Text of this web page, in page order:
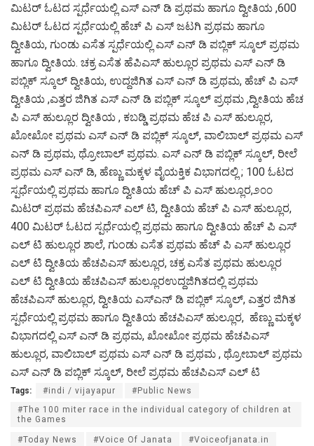
ಮಿಟರ್ ಓಟದ ಸ್ಪರ್ಧೆಯಲ್ಲಿ ಎಸ್ ಎನ್ ಡಿ ಪ್ರಥಮ ಹಾಗೂ ದ್ವೀತಿಯ ,600
ಮಿಟರ್ ಓಟದ ಸ್ಪರ್ಧೆಯಲ್ಲಿ ಹೆಚ್ ಪಿ ಎಸ್ ಜಟಗಿ ಪ್ರಥಮ ಹಾಗೂ
ದ್ವೀತಿಯ, ಗುಂಡು ಎಸೆತ ಸ್ಪರ್ಧೆಯಲ್ಲಿ ಎಸ್ ಎನ್ ಡಿ ಪಬ್ಲಿಕ್ ಸ್ಕೂಲ್ ಪ್ರಥಮ
ಹಾಗೂ ದ್ವೀತಿಯ. ಚಕ್ರ ಎಸೆತ ಹೆಪಿಎಸ್ ಹುಲ್ಲೂರ ಪ್ರಥಮ ಎಸ್ ಎನ್ ಡಿ
ಪಬ್ಲಿಕ್ ಸ್ಕೂಲ್ ದ್ವೀತಿಯ, ಉದ್ದಜಿಗಿತ ಎಸ್ ಎನ್ ಡಿ ಪ್ರಥಮ, ಹೆಚ್ ಪಿ ಎಸ್
ದ್ವೀತಿಯ ,ಎತ್ತರ ಜಿಗಿತ ಎಸ್ ಎನ್ ಡಿ ಪಬ್ಲಿಕ್ ಸ್ಕೂಲ್ ಪ್ರಥಮ ,ದ್ವೀತಿಯ ಹೆಚ
ಪಿ ಎಸ್ ಹುಲ್ಲೂರ ದ್ವೀತಿಯ , ಕಬಡ್ಡಿ ಪ್ರಥಮ ಹೆಚ ಪಿ ಎಸ್ ಹುಲ್ಲೂರ,
ಖೋಖೋ ಪ್ರಥಮ ಎಸ್ ಎನ್ ಡಿ ಪಬ್ಲಿಕ್ ಸ್ಕೂಲ್, ವಾಲಿಬಾಲ್ ಪ್ರಥಮ ಎಸ್
ಎನ್ ಡಿ ಪ್ರಥಮ, ಥ್ರೋಬಾಲ್ ಪ್ರಥಮ. ಎಸ್ ಎನ್ ಡಿ ಪಬ್ಲಿಕ್ ಸ್ಕೂಲ್, ರೀಲೆ
ಪ್ರಥಮ ಎಸ್ ಎನ್ ಡಿ, ಹೆಣ್ಣು ಮಕ್ಕಳ ವೈಯಕ್ತಿಕ ವಿಭಾಗದಲ್ಲಿ ; 100 ಓಟದ
ಸ್ಪರ್ಧೆಯಲ್ಲಿ ಪ್ರಥಮ ಹಾಗೂ ದ್ವೀತಿಯ ಹೆಚ್ ಪಿ ಎಸ್ ಹುಲ್ಲೂರ,೨೦೦
ಮಿಟರ್ ಪ್ರಥಮ ಹೆಚಪಿಎಸ್ ಎಲ್ ಟಿ, ದ್ವೀತಿಯ ಹೆಚ್ ಪಿ ಎಸ್ ಹುಲ್ಲೂರ,
400 ಮಿಟರ್ ಓಟದ ಸ್ಪರ್ಧೆಯಲ್ಲಿ ಪ್ರಥಮ ಹಾಗೂ ದ್ವೀತಿಯ ಹೆಚ್ ಪಿ ಎಸ್
ಎಲ್ ಟಿ ಹುಲ್ಲೂರ ಶಾಲೆ, ಗುಂಡು ಎಸೆತ ಪ್ರಥಮ ಹೆಚ್ ಪಿ ಎಸ್ ಹುಲ್ಲೂರ
ಎಲ್ ಟಿ ದ್ವೀತಿಯ ಹೆಚಪಿಎಸ್ ಹುಲ್ಲೂರ, ಚಕ್ರ ಎಸೆತ ಪ್ರಥಮ ಹುಲ್ಲೂರ
ಎಲ್ ಟಿ ದ್ವೀತಿಯ ಹೆಚಪಿಎಸ್ ಹುಲ್ಲೂರಉದ್ದಜಿಗಿತದಲ್ಲಿ ಪ್ರಥಮ
ಹೆಚಪಿಎಸ್ ಹುಲ್ಲೂರ, ದ್ವೀತಿಯ ಎಸ್ಎನ್ ಡಿ ಪಬ್ಲಿಕ್ ಸ್ಕೂಲ್, ಎತ್ತರ ಜಿಗಿತ
ಸ್ಪರ್ಧೆಯಲ್ಲಿ ಪ್ರಥಮ ಹಾಗೂ ದ್ವೀತಿಯ ಹೆಚಪಿಎಸ್ ಹುಲ್ಲೂರ, ಹೆಣ್ಣು ಮಕ್ಕಳ
ವಿಭಾಗದಲ್ಲಿ ಎಸ್ ಎನ್ ಡಿ ಪ್ರಥಮ, ಖೋಖೋ ಪ್ರಥಮ ಹೆಚಪಿಎಸ್
ಹುಲ್ಲೂರ, ವಾಲಿಬಾಲ್ ಪ್ರಥಮ ಎಸ್ ಎನ್ ಡಿ ಪ್ರಥಮ , ಥ್ರೋಬಾಲ್ ಪ್ರಥಮ
ಎಸ್ ಎನ್ ಡಿ ಪಬ್ಲಿಕ್ ಸ್ಕೂಲ್, ರೀಲೆ ಪ್ರಥಮ ಹೆಚಪಿಎಸ್ ಎಲ್ ಟಿ
Tags: #indi / vijayapur
#Public News
#The 100 miter race in the individual category of children at
the Games
#Today News #Voice Of Janata #Voiceofjanata.in